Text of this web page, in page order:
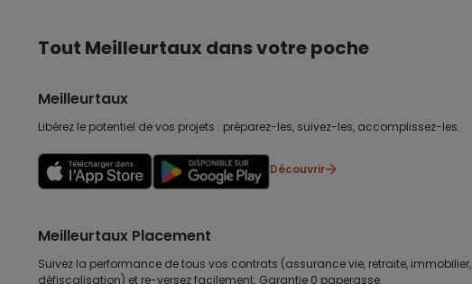
Tout Meilleurtaux dans votre poche
Meilleurtaux
Libérez le potentiel de vos projets : préparez-les, suivez-les, accomplissez-les.
Découvrir
Meilleurtaux Placement
Suivez la performance de tous vos contrats (assurance vie, retraite, immobilier,
défiscalisation) et re-versez facilement. Garantie 0 paperasse.